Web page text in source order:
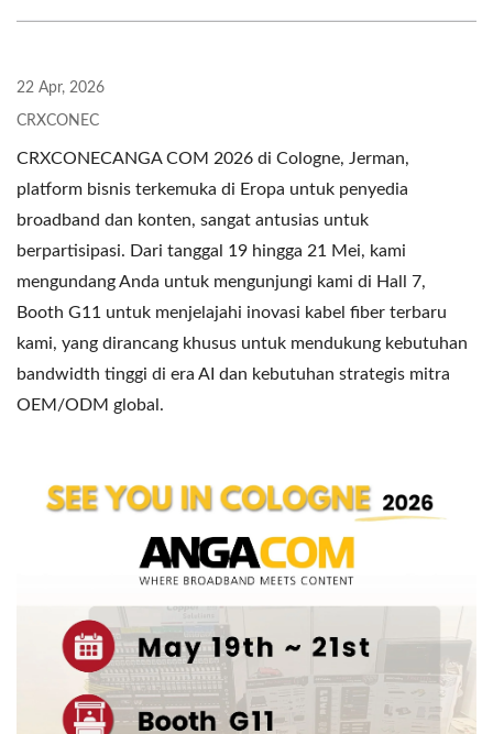
22 Apr, 2026
CRXCONEC
CRXCONECANGA COM 2026 di Cologne, Jerman,
platform bisnis terkemuka di Eropa untuk penyedia
broadband dan konten, sangat antusias untuk
berpartisipasi. Dari tanggal 19 hingga 21 Mei, kami
mengundang Anda untuk mengunjungi kami di Hall 7,
Booth G11 untuk menjelajahi inovasi kabel fiber terbaru
kami, yang dirancang khusus untuk mendukung kebutuhan
bandwidth tinggi di era AI dan kebutuhan strategis mitra
OEM/ODM global.